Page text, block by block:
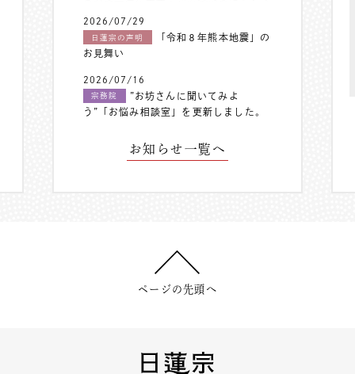
2026/07/29
日蓮宗の声明
「令和８年熊本地震」の
お見舞い
2026/07/16
宗務院
”お坊さんに聞いてみよ
う”「お悩み相談室」を更新しました。
お知らせ一覧へ
ページの先頭へ